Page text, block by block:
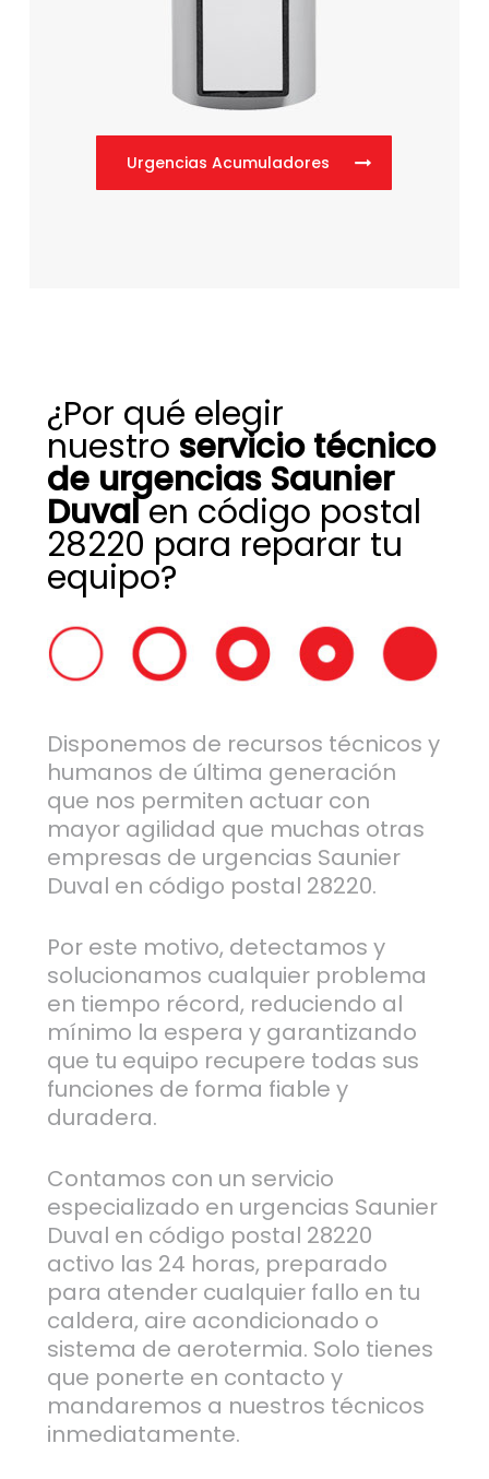
Urgencias Acumuladores
¿Por qué elegir
nuestro servicio técnico
de urgencias Saunier
Duvalen código postal
28220 para reparar tu
equipo?
Disponemos de recursos técnicos y
humanos de última generación
que nos permiten actuar con
mayor agilidad que muchas otras
empresas de urgencias Saunier
Duval en código postal 28220.
Por este motivo, detectamos y
solucionamos cualquier problema
en tiempo récord, reduciendo al
mínimo la espera y garantizando
que tu equipo recupere todas sus
funciones de forma fiable y
duradera.
Contamos con un servicio
especializado en urgencias Saunier
Duval en código postal 28220
activo las 24 horas, preparado
para atender cualquier fallo en tu
caldera, aire acondicionado o
sistema de aerotermia. Solo tienes
que ponerte en contacto y
mandaremos a nuestros técnicos
inmediatamente.